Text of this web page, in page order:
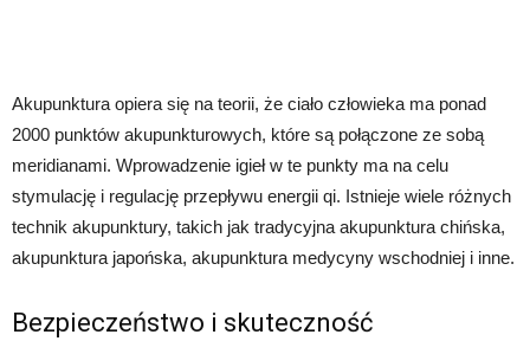
Akupunktura opiera się na teorii, że ciało człowieka ma ponad
2000 punktów akupunkturowych, które są połączone ze sobą
meridianami. Wprowadzenie igieł w te punkty ma na celu
stymulację i regulację przepływu energii qi. Istnieje wiele różnych
technik akupunktury, takich jak tradycyjna akupunktura chińska,
akupunktura japońska, akupunktura medycyny wschodniej i inne.
Bezpieczeństwo i skuteczność